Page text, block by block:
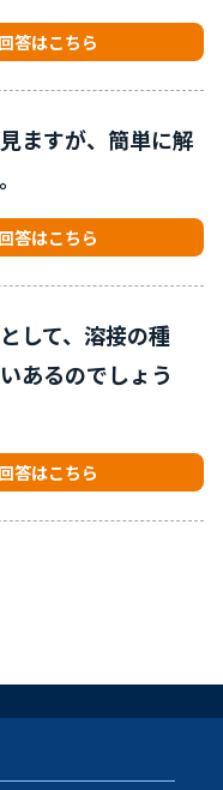
回答はこちら
ますが、簡単に解
回答はこちら
して、溶接の種
あるのでしょう
回答はこちら